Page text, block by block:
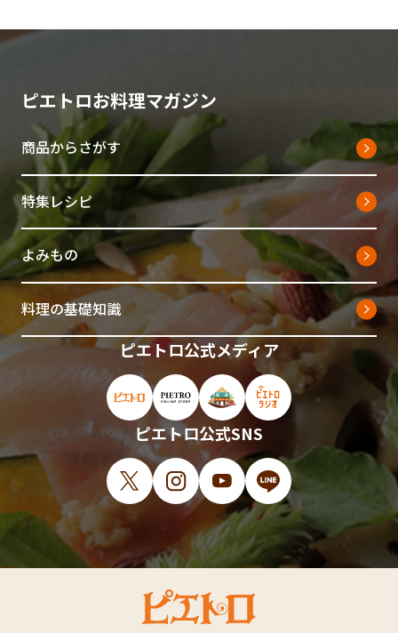
ピエトロお料理マガジン
商品からさがす
特集レシピ
よみもの
料理の基礎知識
ピエトロ公式メディア
ピエトロ公式サイト（新しいウィンドウで
ピエトロオンラインストア（新しい
ピエトロホームタウン（新
ピエトロラジオ（新
ピエトロ公式SNS
X（新しいウィンドウで開きます）
Instagram（新しいウィンドウで開
YouTube（新しいウィンド
LINE（新しいウィン